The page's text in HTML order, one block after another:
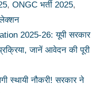
, ONGC भर्ती 2025,
2025-26: यूपी सरकार
जानें आवेदन की पूरी
स्थायी नौकरी! सरकार ने